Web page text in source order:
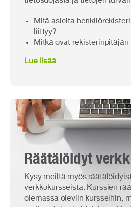
Mitä asioita
liittyy?
Mitkä ovat
Lue lisää
Räätälöidyt
Kysy meiltä myös
verkkokursseista. Kurssien
olemassa oleviin kursseihin,